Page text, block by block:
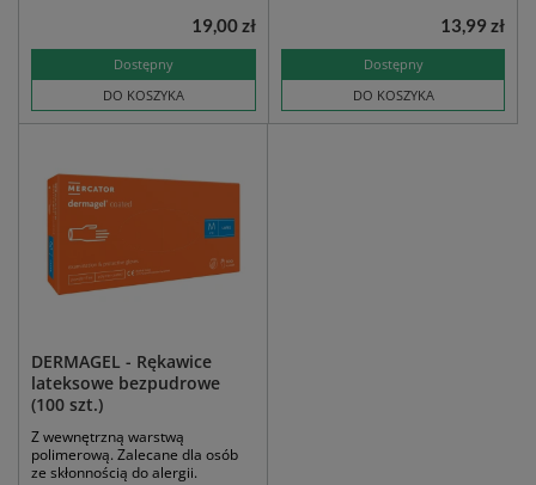
Dostępny
DO KOSZYKA
19,00 zł
Dostępny
DO KOSZYKA
13,99 zł
DERMAGEL - Rękawice
lateksowe bezpudrowe
(100 szt.)
Z wewnętrzną warstwą
polimerową. Zalecane dla osób
ze skłonnością do alergii.